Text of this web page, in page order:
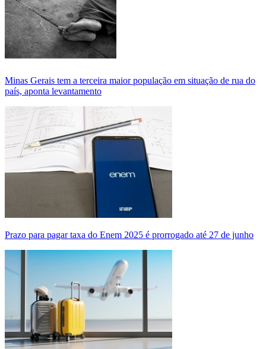
Minas Gerais tem a terceira maior população em situação de rua do
país, aponta levantamento
Prazo para pagar taxa do Enem 2025 é prorrogado até 27 de junho